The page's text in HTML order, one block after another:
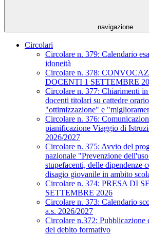
navigazione
Circolari
Circolare n. 379: Calendario
idoneità
Circolare n. 378:
DOCENTI 1 SETTEMBRE
Circolare n. 377: Chiarimenti
docenti titolari su cattedre
"ottimizzazione" e
Circolare n. 376:
pianificazione Viaggio di
2026/2027
Circolare n. 375: Avvio del
nazionale "Prevenzione
stupefacenti, delle dipendenze
disagio giovanile in ambito
Circolare n. 374: PRESA DI
SETTEMBRE 2026
Circolare n. 373: Calendario
a.s. 2026/2027
Circolare n.372: Pubblicazione
del debito formativo